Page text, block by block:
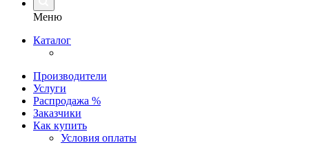
Меню
Каталог
Производители
Услуги
Распродажа %
Заказчики
Как купить
Условия оплаты